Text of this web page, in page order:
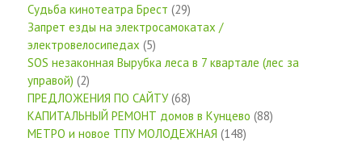
Судьба кинотеатра Брест (29)
Запрет езды на электросамокатах /
электровелосипедах (5)
SOS незаконная Вырубка леса в 7 квартале (лес за
управой) (2)
ПРЕДЛОЖЕНИЯ ПО САЙТУ(68)
КАПИТАЛЬНЫЙ РЕМОНТ домов в Кунцево (88)
МЕТРО и новое ТПУ МОЛОДЕЖНАЯ (148)